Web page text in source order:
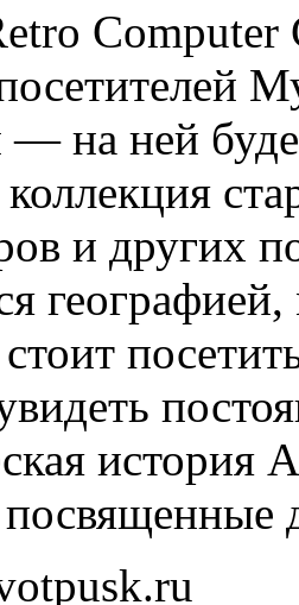
Computer
— на ней
и других
история